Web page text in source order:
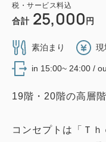
税・サービス料込
合計 25,000 円
素泊まり 現
in 15:00~ 24:00 /
19階・20階の高層
コンセプトは「Ｔ